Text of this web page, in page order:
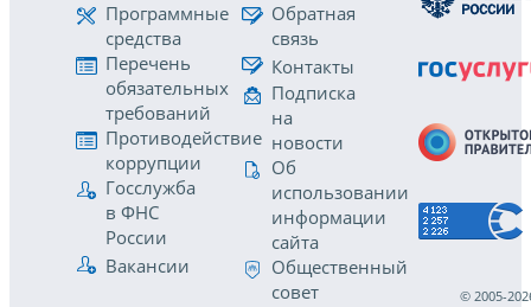
Программные
средства
Перечень
обязательных
требований
Противодействие
коррупции
Госслужба
в ФНС
России
Вакансии
Обратная
связь
Контакты
Подписка
на
новости
Об
использовании
информации
сайта
Общественный
совет
© 2005-